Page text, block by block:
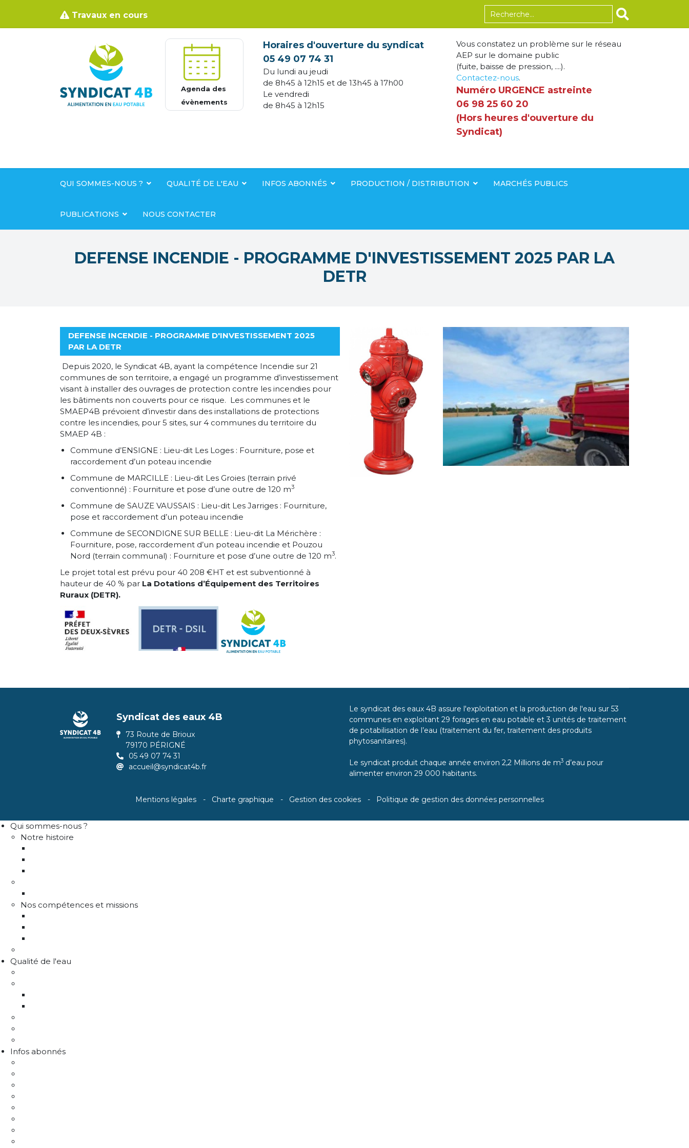
Travaux en cours Rechercher
Agenda des
évènements
Horaires d'ouverture du syndicat
05 49 07 74 31
Du lundi au jeudi
de 8h45 à 12h15 et de 13h45 à 17h00
Le vendredi
de 8h45 à 12h15
Vous constatez un problème sur le réseau
AEP sur le domaine public
(fuite, baisse de pression, ....).
Contactez-nous.
Numéro URGENCE astreinte
06 98 25 60 20
(Hors heures d'ouverture du
Syndicat)
QUI SOMMES-NOUS ? QUALITÉ DE L'EAU INFOS ABONNÉS PRODUCTION / DISTRIBUTION MARCHÉS PUBLICS
PUBLICATIONS NOUS CONTACTER
DEFENSE INCENDIE - PROGRAMME D'INVESTISSEMENT 2025 PAR LA
DETR
DEFENSE INCENDIE - PROGRAMME D'INVESTISSEMENT 2025
PAR LA DETR
Depuis 2020, le Syndicat 4B, ayant la compétence Incendie sur 21
communes de son territoire, a engagé un programme d’investissement
visant à installer des ouvrages de protection contre les incendies pour
les bâtiments non couverts pour ce risque. Les communes et le
SMAEP4B prévoient d’investir dans des installations de protections
contre les incendies, pour 5 sites, sur 4 communes du territoire du
SMAEP 4B :
Commune d’ENSIGNE : Lieu-dit Les Loges : Fourniture, pose et
raccordement d’un poteau incendie
Commune de MARCILLE : Lieu-dit Les Groies (terrain privé
conventionné) : Fourniture et pose d’une outre de 120 m3
Commune de SAUZE VAUSSAIS : Lieu-dit Les Jarriges : Fourniture,
pose et raccordement d’un poteau incendie
Commune de SECONDIGNE SUR BELLE : Lieu-dit La Mérichère :
Fourniture, pose, raccordement d’un poteau incendie et Pouzou
Nord (terrain communal) : Fourniture et pose d’une outre de 120 m3.
Le projet total est prévu pour 40 208 €HT et est subventionné à
hauteur de 40 % par La Dotations d’Équipement des Territoires
Ruraux (DETR).
Syndicat des eaux 4B
73 Route de Brioux
79170 PÉRIGNÉ
05 49 07 74 31
accueil@syndicat4b.fr
Le syndicat des eaux 4B assure l'exploitation et la production de l'eau sur 53
communes en exploitant 29 forages en eau potable et 3 unités de traitement
de potabilisation de l’eau (traitement du fer, traitement des produits
phytosanitaires).
Le syndicat produit chaque année environ 2,2 Millions de m3 d’eau pour
alimenter environ 29 000 habitants.
Mentions légales Charte graphique Gestion des cookies Politique de gestion des données personnelles
Qui sommes-nous ?
Notre histoire
Nos compétences et missions
Qualité de l'eau
Infos abonnés